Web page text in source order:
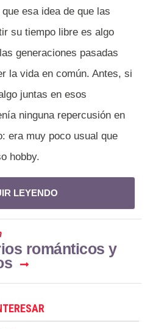
esa idea de que las
su tiempo libre es algo
generaciones pasadas
la vida en común. Antes, si
juntas en esos
ninguna repercusión en
era muy poco usual que
hobby.
LEYENDO
románticos y